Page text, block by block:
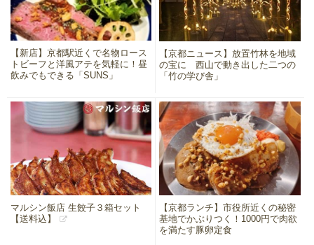
【新店】京都駅近くで名物ロース
トビーフと洋風アテを気軽に！昼
飲みでもできる「SUNS」
【京都ニュース】放置竹林を地域
の宝に 西山で動き出した二つの
「竹の学び舎」
マルシン飯店 生餃子３箱セット
【送料込】
【京都ランチ】市役所近くの秘密
基地でかぶりつく！1000円で肉欲
を満たす豚卵定食